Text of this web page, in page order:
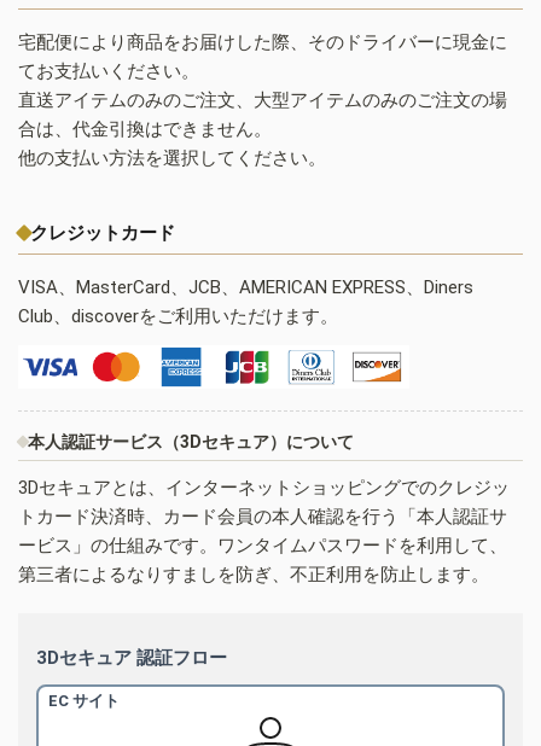
宅配便により商品をお届けした際、そのドライバーに現金に
てお支払いください。
直送アイテムのみのご注文、大型アイテムのみのご注文の場
合は、代金引換はできません。
他の支払い方法を選択してください。
クレジットカード
VISA、MasterCard、JCB、AMERICAN EXPRESS、Diners
Club、discoverをご利用いただけます。
本人認証サービス（3Dセキュア）について
3Dセキュアとは、インターネットショッピングでのクレジッ
トカード決済時、カード会員の本人確認を行う「本人認証サ
ービス」の仕組みです。ワンタイムパスワードを利用して、
第三者によるなりすましを防ぎ、不正利用を防止します。
3Dセキュア 認証フロー
EC サイト